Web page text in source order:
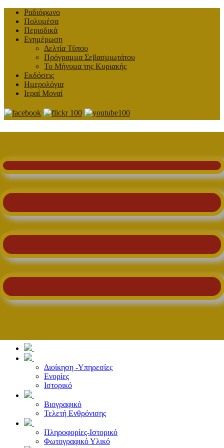
Ραδιόφωνο
Πολυμέσα
Περιοδικά
Ενημέρωση
Δελτία Τύπου
Πρόγραμμα Σεβασμιωτάτου
Το Μήνυμα της Κυριακής
Εκδόσεις
Ημερολόγια
Ιεραί Μοναί
Διοίκηση -Υπηρεσίες
Ενορίες
Ιστορικό
Βιογραφικό
Τελετή Ενθρόνισης
Πληροφορίες-Ιστορικό
Φωτογραφικό Υλικό